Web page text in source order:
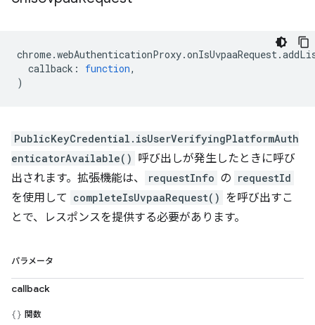
chrome.webAuthenticationProxy.onIsUvpaaRequest.
callback : function,
)
PublicKeyCredential.isUserVerifyingPlatformAuth
enticatorAvailable() 呼び出しが発生したときに呼び
出されます。拡張機能は、
requestInfo の requestId
を使用して completeIsUvpaaRequest() を呼び出すこ
とで、レスポンスを提供する必要があります。
パラメータ
callback
関数